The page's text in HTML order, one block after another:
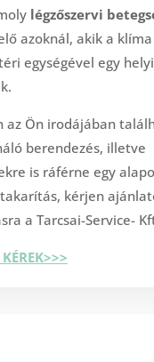
légzőszervi
azoknál, akik a klíma
egységével egy
az Ön irodájában
berendezés, illetve
is ráférne egy
kérjen
a Tarcsai-Service-